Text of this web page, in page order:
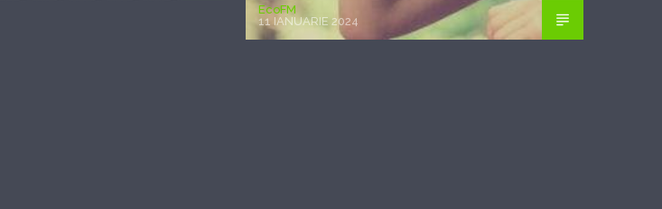
EcoFM
11 IANUARIE 2024